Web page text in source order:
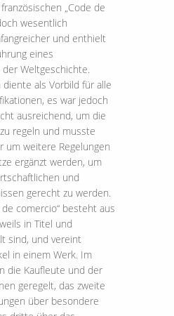
„Code de
wesentlich
und enthielt
eines
der Weltgeschichte.
als Vorbild für alle
es war jedoch
ausreichend, um die
regeln und musste
um weitere Regelungen
ergänzt werden, um
und
gerecht zu werden.
comercio“ besteht aus
in Titel und
sind, und vereint
in einem Werk. Im
die Kaufleute und der
geregelt, das zweite
über besondere